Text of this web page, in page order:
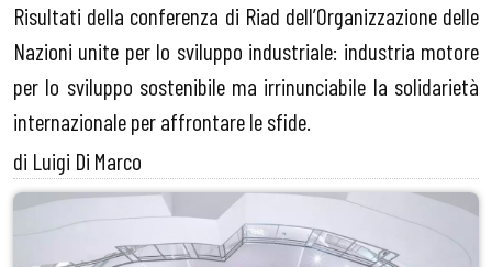
Risultati della conferenza di Riad dell’Organizzazione delle
Nazioni unite per lo sviluppo industriale: industria motore
per lo sviluppo sostenibile ma irrinunciabile la solidarietà
internazionale per affrontare le sfide.
di Luigi Di Marco